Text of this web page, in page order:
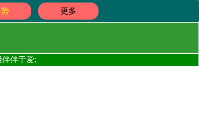
更多
伴于爱;